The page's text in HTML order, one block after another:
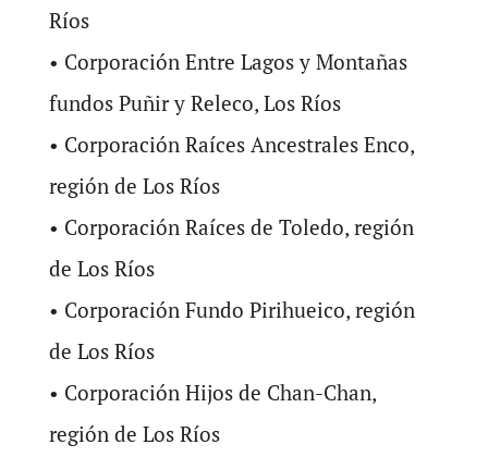
Ríos
• Corporación Entre Lagos y Montañas
fundos Puñir y Releco, Los Ríos
• Corporación Raíces Ancestrales Enco,
región de Los Ríos
• Corporación Raíces de Toledo, región
de Los Ríos
• Corporación Fundo Pirihueico, región
de Los Ríos
• Corporación Hijos de Chan-Chan,
región de Los Ríos